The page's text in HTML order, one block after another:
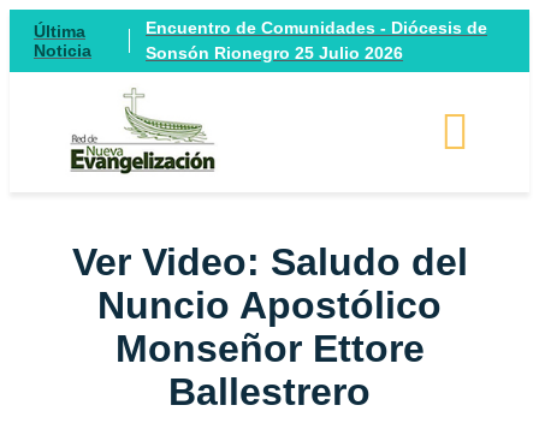
Última
Noticia
Encuentro de Comunidades - Diócesis de
Sonsón Rionegro 25 Julio 2026
Ver Video: Saludo del
Nuncio Apostólico
Monseñor Ettore
Ballestrero